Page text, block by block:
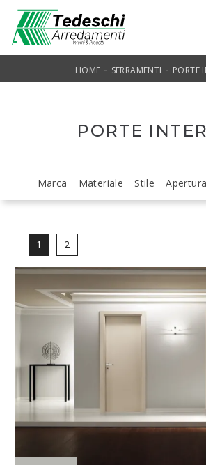
HOME - SERRAMENTI - PORTE
PORTE
Marca Materiale Stile Apertura
1 2